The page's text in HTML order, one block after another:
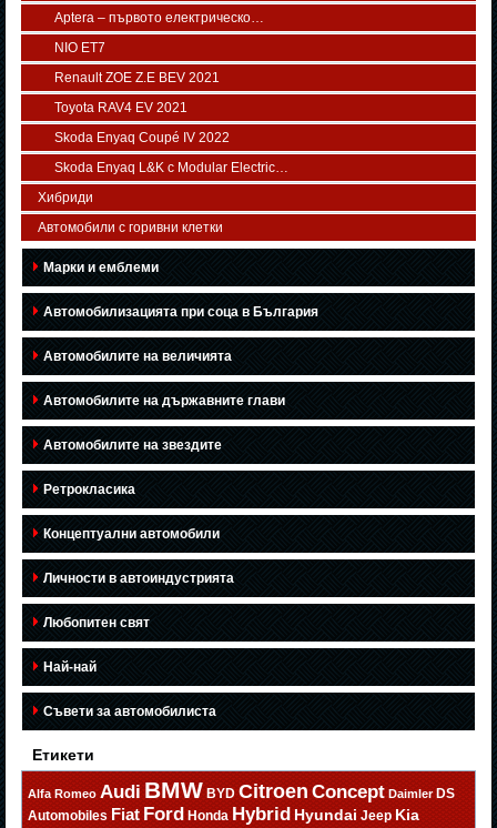
Aptera – първото електрическо…
NIO ET7
Renault ZOE Z.E BEV 2021
Toyota RAV4 EV 2021
Skoda Enyaq Coupé IV 2022
Skoda Enyaq L&K с Modular Electric…
Хибриди
Автомобили с горивни клетки
Марки и емблеми
Автомобилизацията при соца в България
Автомобилите на величията
Автомобилите на държавните глави
Автомобилите на звездите
Ретрокласика
Концептуални автомобили
Личности в автоиндустрията
Любопитен свят
Най-най
Съвети за автомобилиста
Етикети
Alfa Romeo Audi BMW BYD Citroen Concept Daimler DS
Automobiles Fiat Ford Honda Hybrid Hyundai Jeep Kia